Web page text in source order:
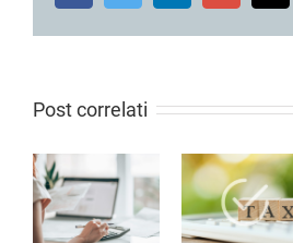
Post correlati